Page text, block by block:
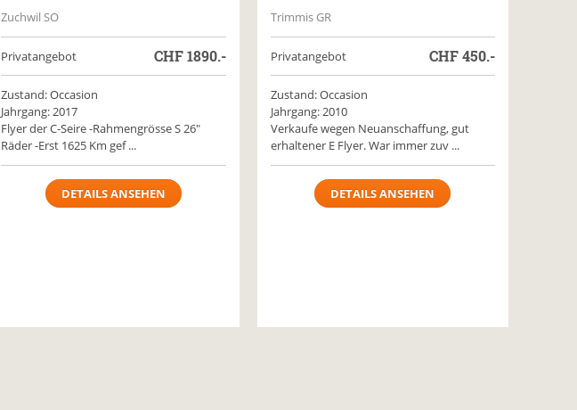
Zuchwil SO
Privatangebot CHF1890.-
Zustand: Occasion
Jahrgang: 2017
Flyer der C-Seire -Rahmengrösse S 26"
Räder -Erst 1625 Km gef ...
DETAILS ANSEHEN
Trimmis GR
Privatangebot CHF450.-
Zustand: Occasion
Jahrgang: 2010
Verkaufe wegen Neuanschaffung, gut
erhaltener E Flyer. War immer zuv ...
DETAILS ANSEHEN